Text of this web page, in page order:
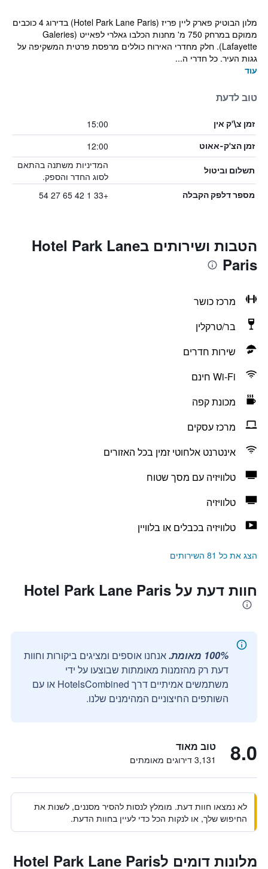
מלון הבוטיק פארק ליין פריז (Hotel Park Lane Paris) בדירוג 4 כוכבים
ממוקם במרחק 750 מ' מחנות הכלבו גאלרי לפאייט (Galeries
Lafayette). חלק מחדרי האירוח כוללים מרפסת פרטית המשקיפה על
גגות העיר. כל חדרי ה...
עוד
טוב לדעת
זמן צ\'ק אין 15:00
זמן הצ'ק-אאוט 12:00
תשלום וביטול
המדיניות משתנה בהתאם
לסוג החדר והספק.
מספר דלפק הקבלה +33 1 42 65 27 54
הטבות ושירותים בHotel Park Lane
Paris
מרכז כושר
בר/טרקלין
שירות חדרים
Wi-Fi חינם
מכונת קפה
מרכז עסקים
אינטרנט אלחוטי זמין בכל האזורים
טלוויזיה עם מסך שטוח
טלוויזיה
טלוויזיה בכבלים או בלוויין
הצג את כל 81 השירותים
חוות דעת על Hotel Park Lane Paris
100% מאומת.
אנחנו אוספים ומציגים ביקורות וחוות
דעת רק מהזמנות מאומתות שבוצעו על ידי
משתמשים אמיתיים דרך HotelsCombined או עם
השותפים החיצוניים המהימנים שלנו.
8.0 טוב מאוד
3,131 דירוגים מאומתים
לא נמצאו חוות דעת. מומלץ לנסות להסיר מסננים, לשנות את
החיפוש שלך, או לנקות הכל כדי לעיין בחוות הדעת.
מלונות דומים לHotel Park Lane Paris